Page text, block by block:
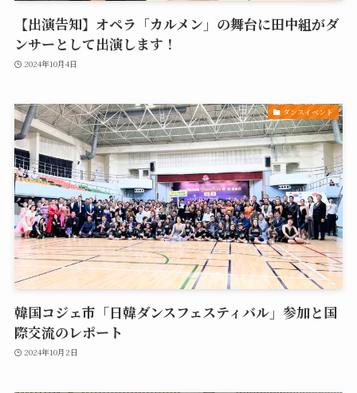
【出演告知】オペラ「カルメン」の舞台に田中組がダ
ンサーとして出演します！
2024年10月4日
ダンスイベント
韓国コジェ市「日韓ダンスフェスティバル」参加と国
際交流のレポート
2024年10月2日